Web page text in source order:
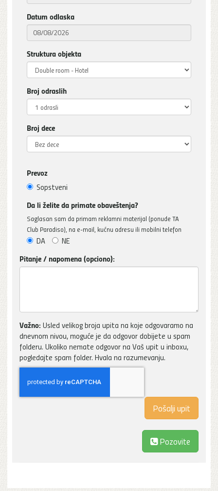
Datum odlaska
Struktura objekta
Broj odraslih
Broj dece
Prevoz
Sopstveni
Da li želite da primate obaveštenja?
Saglasan sam da primam reklamni materijal (ponude TA
Club Paradiso), na e-mail, kućnu adresu ili mobilni telefon
DA NE
Pitanje / napomena (opciono):
Važno: Usled velikog broja upita na koje odgovaramo na
dnevnom nivou, moguće je da odgovor dobijete u spam
folderu. Ukoliko nemate odgovor na Vaš upit u inboxu,
pogledajte spam folder. Hvala na razumevanju.
Pozovite